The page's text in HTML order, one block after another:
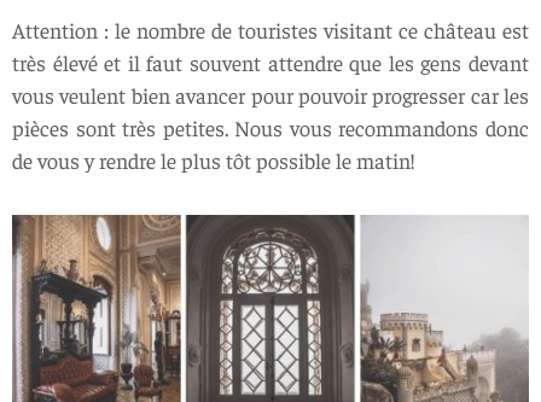
Attention : le nombre de touristes visitant ce château est
très élevé et il faut souvent attendre que les gens devant
vous veulent bien avancer pour pouvoir progresser car les
pièces sont très petites. Nous vous recommandons donc
de vous y rendre le plus tôt possible le matin!